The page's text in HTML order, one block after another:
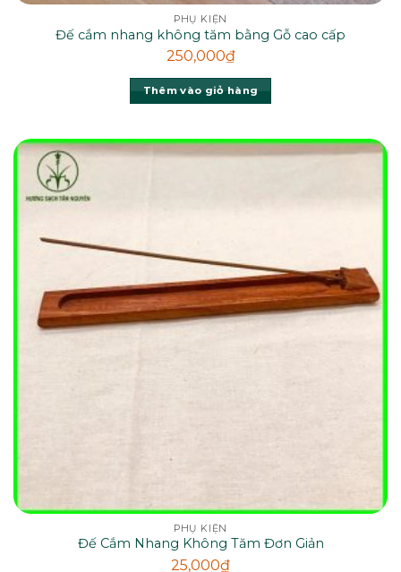
PHỤ KIỆN
Đế cắm nhang không tăm bằng Gỗ cao cấp
250,000₫
Thêm vào giỏ hàng
PHỤ KIỆN
Đế Cắm Nhang Không Tăm Đơn Giản
25,000₫